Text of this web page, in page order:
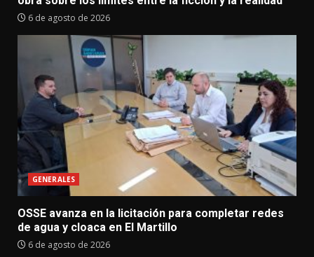
6 de agosto de 2026
GENERALES
OSSE avanza en la licitación para completar redes
de agua y cloaca en El Martillo
6 de agosto de 2026